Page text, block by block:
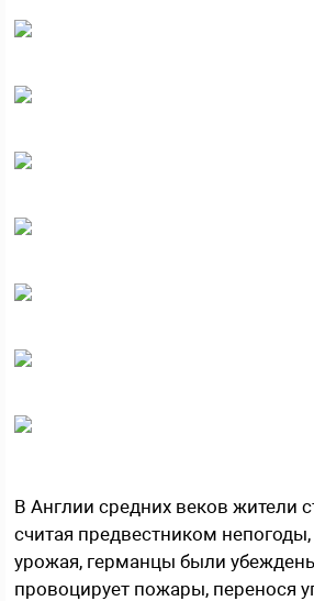
В Англии средних веков жители
считая предвестником непогоды,
урожая, германцы были
провоцирует пожары, перенося